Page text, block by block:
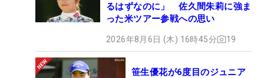
るはずなのに」 佐久間朱莉に強ま
った米ツアー参戦への思い
2026年8月6日 (木) 16時45分 19
笹生優花が6度目のジュニア